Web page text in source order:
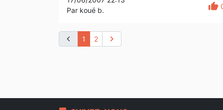
Par koué b.
thumb_up
chevron_left 1 2 chevron_right